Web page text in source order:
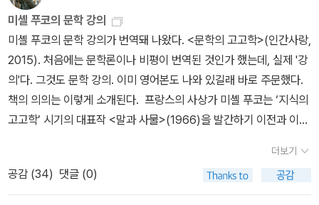
책은 엄밀히 말하면 영역본인 『Economy and Society』이고, 독일
어 원본인 『Wirtschaft und Gesellschaft』라고 보기는 어렵다고
한다[독일어 원본도 편집자-Marianne Weber(부인), Johannes
Winckelmann, Wolfgang J. Mommsen 등-에 따라 천차만별이
다]. 국내에도 부분적으로 발췌, 번역된 두 권이 있기는 하나, 독일이
나 영어권에서도 사정이 특별히 더 낫지는 않은 것 같다. 아래에 30
위에 든 책들을 정리하였다. 그러나 1위가 95표이고, 10위가 25표이
며(푸코의 『감시와 처벌』이 17표로 16위), 50위부터는 벌써 6표 정
도여서 순위에 과한 무게를 둘 필요는 없을 것 같다(위 링크를 타고
미셸 푸코의 문학 강의
미셸 푸코의 문학 강의가 번역돼 나왔다. <문학의 고고학>(인간사랑,
2015). 처음에는 문학론이나 비평이 번역된 것인가 했는데, 실제 '강
의'다. 그것도 문학 강의. 이미 영어본도 나와 있길래 바로 주문했다.
책의 의의는 이렇게 소개된다. 프랑스의 사상가 미셸 푸코는 ‘지식의
고고학’ 시기의 대표작 <말과 사물>(1966)을 발간하기 이전과 이후
연을 행한다. 이 강연들은 전문가들 사이에서도 그러한 사실만이 알
려졌을 뿐, 실제로 그 원고 혹은 방송 녹음이 완전한 형태로 존재하는
지 자체에 대해서도 의견이 분분했던 작품들이다. <문학의 고고학>
더보기
공감 (34) 댓글 (0)